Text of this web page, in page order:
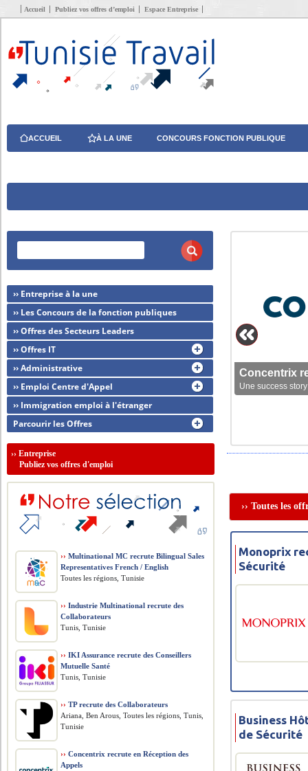
Accueil Publiez vos offres d’emploi Espace Entreprise
ACCUEIL À LA UNE CONCOURS FONCTION PUBLIQUE
Concentrix
Une success
›› Toutes les
Monoprix
Sécurité
Business
de Sécurité
›› Entreprise à la une
›› Les Concours de la fonction publiques
›› Offres des Secteurs Leaders
›› Offres IT
›› Administrative
›› Emploi Centre d'Appel
›› Immigration emploi à l'étranger
Parcourir les Offres
››Entreprise
Publiez vos offres d'emploi
›› Multinational MC recrute Bilingual Sales
Representatives French / English
Toutes les régions, Tunisie
›› Industrie Multinational recrute des
Collaborateurs
Tunis, Tunisie
›› IKI Assurance recrute des Conseillers
Mutuelle Santé
Tunis, Tunisie
›› TP recrute des Collaborateurs
Ariana, Ben Arous, Toutes les régions, Tunis,
Tunisie
›› Concentrix recrute en Réception des
Appels